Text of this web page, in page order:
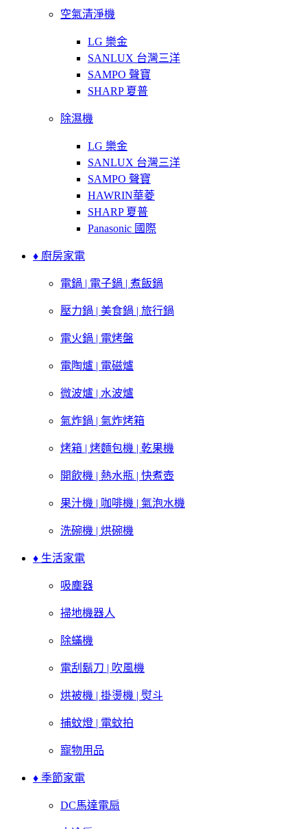
空氣清淨機
LG 樂金
SANLUX 台灣三洋
SAMPO 聲寶
SHARP 夏普
除濕機
LG 樂金
SANLUX 台灣三洋
SAMPO 聲寶
HAWRIN華菱
SHARP 夏普
Panasonic 國際
♦ 廚房家電
電鍋 | 電子鍋 | 煮飯鍋
壓力鍋 | 美食鍋 | 旅行鍋
電火鍋 | 電烤盤
電陶爐 | 電磁爐
微波爐 | 水波爐
氣炸鍋 | 氣炸烤箱
烤箱 | 烤麵包機 | 乾果機
開飲機 | 熱水瓶 | 快煮壺
果汁機 | 咖啡機 | 氣泡水機
洗碗機 | 烘碗機
♦ 生活家電
吸塵器
掃地機器人
除蟎機
電刮鬍刀 | 吹風機
烘被機 | 掛燙機 | 熨斗
捕蚊燈 | 電蚊拍
寵物用品
♦ 季節家電
DC馬達電扇